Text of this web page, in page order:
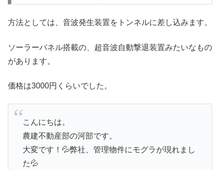
方法としては、音波発生装置をトンネルに差し込みます。
ソーラーパネル搭載の、超音波自動撃退装置みたいなもの
があります。
価格は3000円くらいでした。
こんにちは。
農建不動産部の河部です。
大変です！💦弊社、管理物件にモグラが現れまし
た💦